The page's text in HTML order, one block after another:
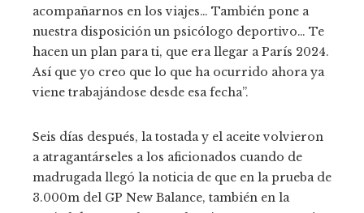
acompañarnos en los viajes… También pone a
nuestra disposición un psicólogo deportivo… Te
hacen un plan para ti, que era llegar a París 2024.
Así que yo creo que lo que ha ocurrido ahora ya
viene trabajándose desde esa fecha”.
Seis días después, la tostada y el aceite volvieron
a atragantárseles a los aficionados cuando de
madrugada llegó la noticia de que en la prueba de
3.000m del GP New Balance, también en la